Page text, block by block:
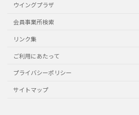
ウイングプラザ
会員事業所検索
リンク集
ご利用にあたって
プライバシーポリシー
サイトマップ